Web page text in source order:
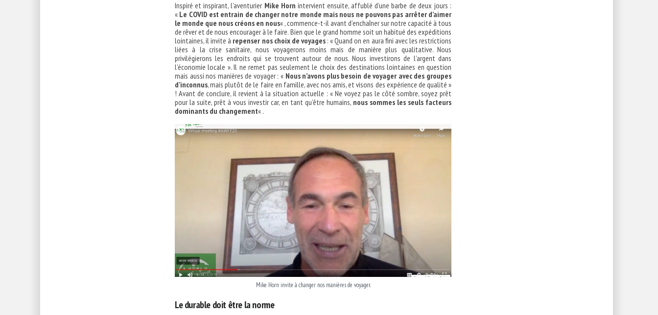
Inspiré et inspirant, l’aventurier Mike Horn intervient ensuite, affublé d’une barbe de deux jours :
« Le COVID est entrain de changer notre monde mais nous ne pouvons pas arrêter d’aimer
le monde que nous créons en nous« , commence-t-il avant d’enchaîner sur notre capacité à tous
de rêver et de nous encourager à le faire. Bien que le grand homme soit un habitué des expéditions
lointaines, il invite à repenser nos choix de voyages : « Quand on en aura fini avec les restrictions
liées à la crise sanitaire, nous voyagerons moins mais de manière plus qualitative. Nous
privilégierons les endroits qui se trouvent autour de nous. Nous investirons de l’argent dans
l’économie locale ». Il ne remet pas seulement le choix des destinations lointaines en question
mais aussi nos manières de voyager : « Nous n’avons plus besoin de voyager avec des groupes
d’inconnus, mais plutôt de le faire en famille, avec nos amis, et visons des expérience de qualité »
! Avant de conclure, il revient à la situation actuelle : « Ne voyez pas le côté sombre, soyez prêt
pour la suite, prêt à vous investir car, en tant qu’être humains, nous sommes les seuls facteurs
dominants du changement« .
Mike Horn invite à changer nos manières de voyager.
Le durable doit être la norme